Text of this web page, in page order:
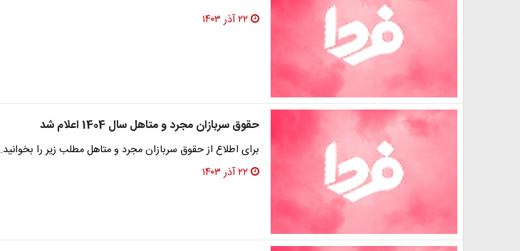
۲۲ آذر ۱۴۰۳
حقوق سربازان مجرد و متاهل سال 1404 اعلام شد
​برای اطلاع از حقوق سربازان مجرد و متاهل مطلب زیر را بخوانید.
۲۲ آذر ۱۴۰۳